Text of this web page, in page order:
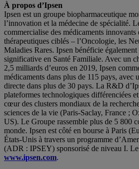
À propos d’Ipsen
Ipsen est un groupe biopharmaceutique
l’innovation et la médecine de spécialité.
commercialise des médicaments innovants
thérapeutiques ciblés – l’Oncologie, les
Maladies Rares. Ipsen bénéficie également
significative en Santé Familiale. Avec un
2,5 milliards d’euros en 2019, Ipsen
médicaments dans plus de 115 pays, avec
directe dans plus de 30 pays. La R&D
plateformes technologiques différenciées
cœur des clusters mondiaux de la
sciences de la vie (Paris-Saclay, France ;
US). Le Groupe rassemble plus de 5 800
monde. Ipsen est côté en bourse à Paris
États-Unis à travers un programme
(ADR : IPSEY) sponsorisé de niveau I. Le
www.ipsen.com.